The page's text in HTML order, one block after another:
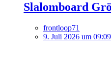
Slalomboard
frontloop71
9. Juli 2026 um 09:09